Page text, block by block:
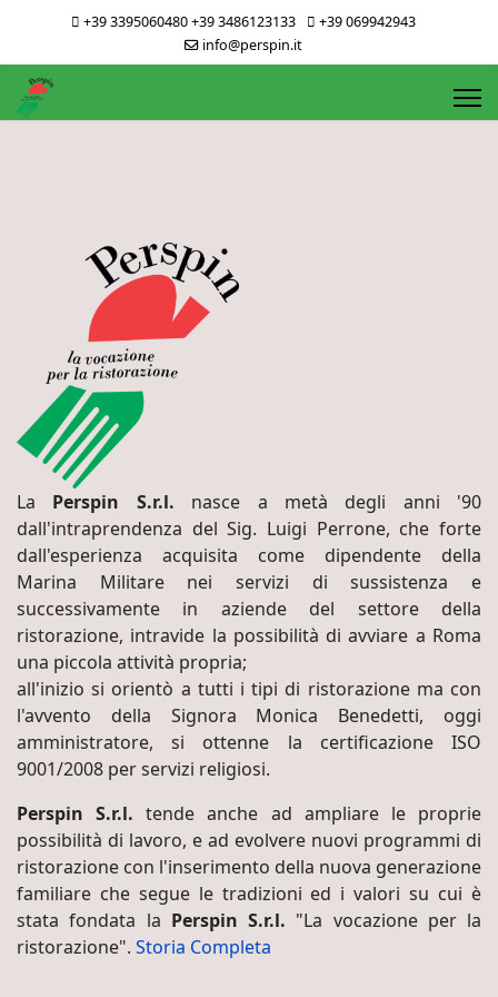
+39 3395060480 +39 3486123133
+39 069942943
info@perspin.it
La Perspin S.r.l. nasce a metà degli anni '90
dall'intraprendenza del Sig. Luigi Perrone, che forte
dall'esperienza acquisita come dipendente della
Marina Militare nei servizi di sussistenza e
successivamente in aziende del settore della
ristorazione, intravide la possibilità di avviare a Roma
una piccola attività propria;
all'inizio si orientò a tutti i tipi di ristorazione ma con
l'avvento della Signora Monica Benedetti, oggi
amministratore, si ottenne la certificazione ISO
9001/2008 per servizi religiosi.
Perspin S.r.l. tende anche ad ampliare le proprie
possibilità di lavoro, e ad evolvere nuovi programmi di
ristorazione con l'inserimento della nuova generazione
familiare che segue le tradizioni ed i valori su cui è
stata fondata la Perspin S.r.l. "La vocazione per la
ristorazione". Storia Completa